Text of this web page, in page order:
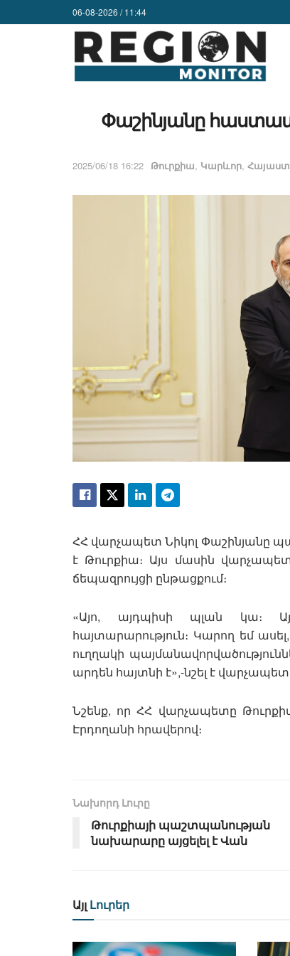
06-08-2026 / 11:44
Փաշինյանը
2025/06/18 16:22 Թուրքիա, Կարևոր,
ՀՀ վարչապետ Նիկոլ Փաշինյանը
է Թուրքիա։ Այս մասին
ճեպազրույցի ընթացքում։
«Այո, այդպիսի պլան կա։
հայտարարություն։ Կարող եմ
ուղղակի
արդեն հայտնի է»,-նշել է
Նշենք, որ ՀՀ վարչապետը
Էրդողանի հրավերով։
Նախորդ Լուրը
Թուրքիայի պաշտպանության
նախարարը այցելել է Վան
Այլ Լուրեր